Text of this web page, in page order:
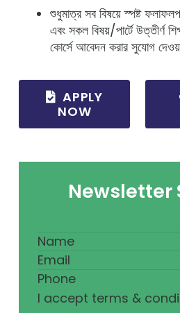
শুধুমাত্র সব বিষয়ে স্পষ্ট
এবং সকল বিষয়/পার্টে উত্তীর্ণ
কোর্সে আবেদন করার সুযোগ
APPLY
NOW
Newsletter
I accept terms &